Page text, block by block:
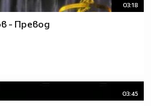
03:18
- Превод
03:45